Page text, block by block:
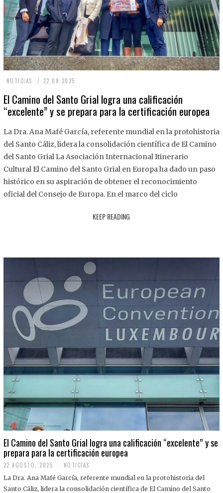
NOTICIAS 22.08.2025
.
8
2
2
El Camino del Santo Grial logra una calificación
“excelente” y se prepara para la certificación europea
La Dra. Ana Mafé García, referente mundial en la protohistoria
del Santo Cáliz, lidera la consolidación científica de El Camino
del Santo Grial La Asociación Internacional Itinerario
Cultural El Camino del Santo Grial en Europa ha dado un paso
histórico en su aspiración de obtener el reconocimiento
oficial del Consejo de Europa. En el marco del ciclo
KEEP READING
El Camino del Santo Grial logra una calificación “excelente” y se
prepara para la certificación europea
22 AGOSTO, 2025
2
A
G
NOTICIAS
La Dra. Ana Mafé García, referente mundial en la protohistoria del
Santo Cáliz, lidera la consolidación científica de El Camino del Santo